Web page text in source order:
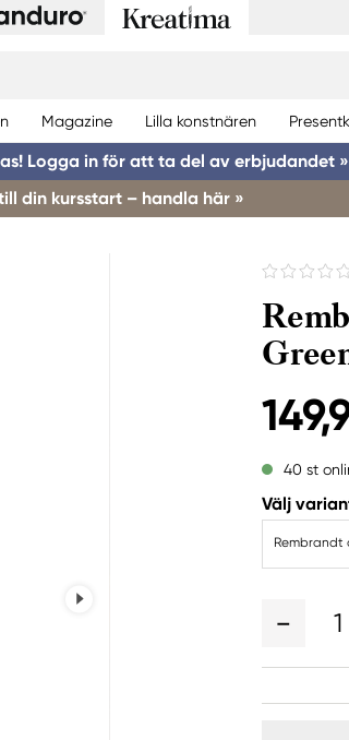
Magazine Lilla konstnären
Logga in för att ta del av erbjudandet »
din kursstart – handla här »
40 st
Välj
Rembrandt
1